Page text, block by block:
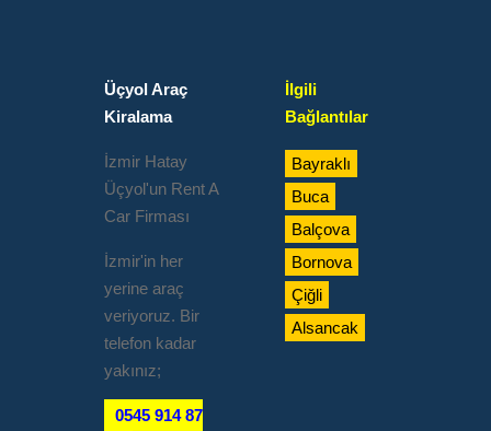
Üçyol Araç
Kiralama
İzmir Hatay
Üçyol'un Rent A
Car Firması
İzmir'in her
yerine araç
veriyoruz. Bir
telefon kadar
yakınız;
0545 914 87
İlgili
Bağlantılar
Bayraklı
Buca
Balçova
Bornova
Çiğli
Alsancak